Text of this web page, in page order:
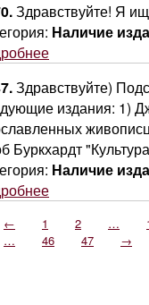
Здравствуйте! Я
Наличие
Здравствуйте)
издания: 1)
Буркхардт
Наличие
← 1 2 …
…
46 47 →